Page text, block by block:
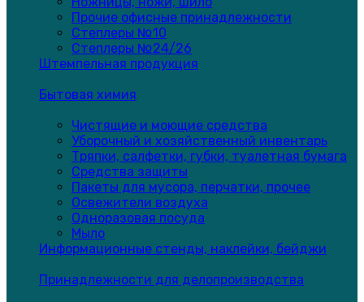
Прочие офисные принадлежности
Степлеры №10
Степлеры №24/26
Штемпельная продукция
Бытовая химия
Чистящие и моющие средства
Уборочный и хозяйственный инвентарь
Тряпки, салфетки, губки, туалетная бумага
Средства защиты
Пакеты для мусора, перчатки, прочее
Освежители воздуха
Одноразовая посуда
Мыло
Информационные стенды, наклейки, бейджи
Принадлежности для делопроизводства